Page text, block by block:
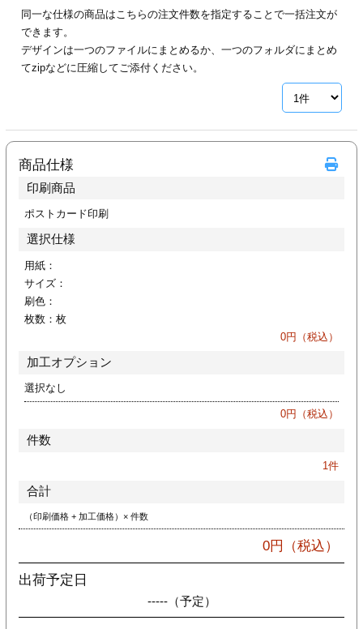
リーブ
ー印刷
同一な仕様の商品はこちらの注文件数を指定することで一括注文が
できます。
デザインは一つのファイルにまとめるか、一つのフォルダにまとめ
てzipなどに圧縮してご添付ください。
商品仕様
印刷商品
ポストカード印刷
選択仕様
用紙：
サイズ：
刷色：
枚数： 枚
0円（税込）
加工オプション
選択なし
0円（税込）
件数
1件
合計
（印刷価格 + 加工価格）× 件数
0円（税込）
出荷予定日
-----（予定）